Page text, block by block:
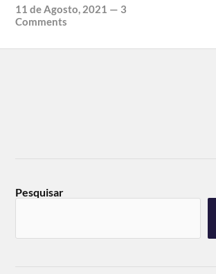
11 de Agosto, 2021 — 3
Comments
Pesquisar